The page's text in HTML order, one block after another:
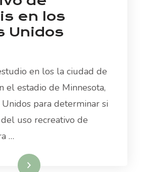
en los
Unidos
en los la ciudad de
el estadio de Minnesota,
para determinar si
uso recreativo de
…
More